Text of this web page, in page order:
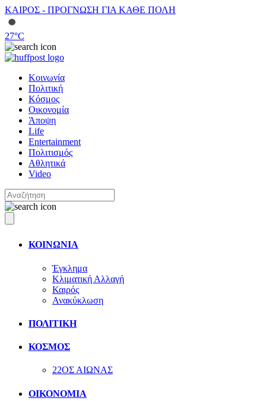
ΚΑΙΡΟΣ - ΠΡΟΓΝΩΣΗ ΓΙΑ ΚΑΘΕ ΠΟΛΗ
27°C
Κοινωνία
Πολιτική
Κόσμος
Οικονομία
Άποψη
Life
Entertainment
Πολιτισμός
Αθλητικά
Video
ΚΟΙΝΩΝΙΑ
Έγκλημα
Κλιματική Αλλαγή
Καιρός
Ανακύκλωση
ΠΟΛΙΤΙΚΗ
ΚΟΣΜΟΣ
22ΟΣ ΑΙΩΝΑΣ
ΟΙΚΟΝΟΜΙΑ